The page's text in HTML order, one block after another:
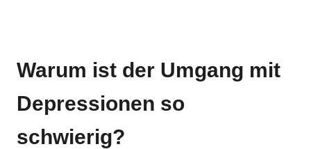
Warum ist der Umgang mit
Depressionen so
schwierig?